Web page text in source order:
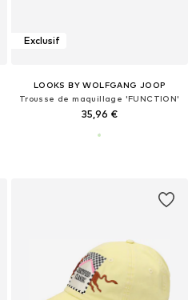
Exclusif
LOOKS BY WOLFGANG JOOP
Trousse de maquillage 'FUNCTION'
35,96 €